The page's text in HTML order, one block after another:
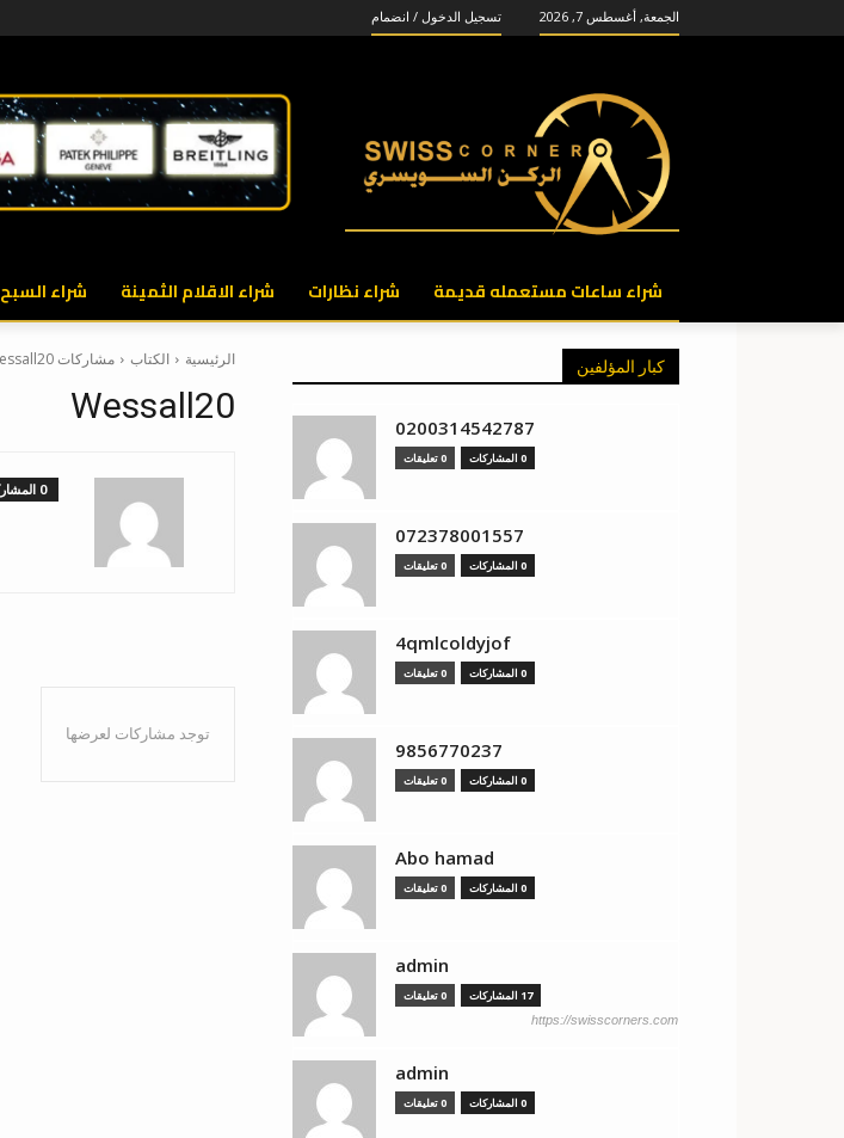
الجمعة, أغسطس 7, 2026 تسجيل الدخول / انضمام
شراء ساعات مستعمله قديمة شراء نظارات شراء الاقلام الثمينة شراء السبح
الرئيسية الكتاب مشاركات Wessall20
Wessall20
0 المشاركات
توجد مشاركات لعرضها
كبار المؤلفين
0200314542787
0 المشاركات 0 تعليقات
072378001557
0 المشاركات 0 تعليقات
4qmlcoldyjof
0 المشاركات 0 تعليقات
9856770237
0 المشاركات 0 تعليقات
Abo hamad
0 المشاركات 0 تعليقات
admin
17 المشاركات 0 تعليقات
https://swisscorners.com
admin
0 المشاركات 0 تعليقات